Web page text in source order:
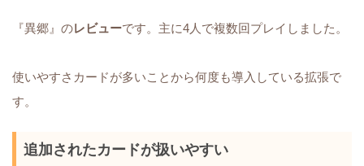
『異郷』のレビューです。主に4人で複数回プレイしました。
使いやすさカードが多いことから何度も導入している拡張で
す。
追加されたカードが扱いやすい